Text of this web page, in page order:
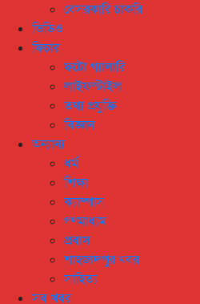
বেসরকারি চাকরি
ভিডিও
ফিচার
ফটো গ্যালারি
লাইফস্টাইল
তথ্য প্রযুক্তি
বিজ্ঞান
অন্যান্য
ধর্ম
শিক্ষা
ক্যাম্পাস
গণমাধ্যম
প্রবাস
শাহজাদপুর খবর
সাহিত্য
সব খবর